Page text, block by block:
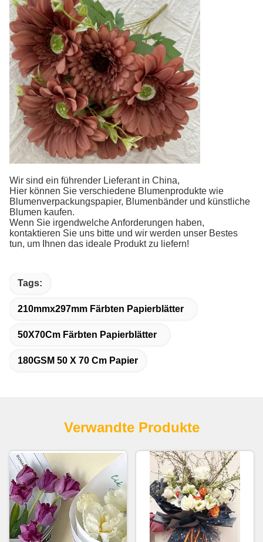
Wir sind ein führender Lieferant in China,
Hier können Sie verschiedene Blumenprodukte wie
Blumenverpackungspapier, Blumenbänder und künstliche
Blumen kaufen.
Wenn Sie irgendwelche Anforderungen haben,
kontaktieren Sie uns bitte und wir werden unser Bestes
tun, um Ihnen das ideale Produkt zu liefern!
Tags:
210mmx297mm Färbten Papierblätter
50X70Cm Färbten Papierblätter
180GSM 50 X 70 Cm Papier
Verwandte Produkte